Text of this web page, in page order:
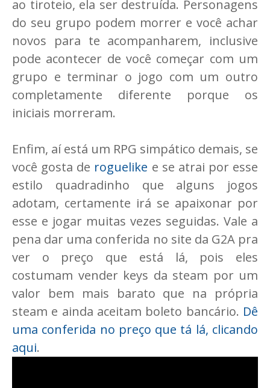
ao tiroteio, ela ser destruída. Personagens
do seu grupo podem morrer e você achar
novos para te acompanharem, inclusive
pode acontecer de você começar com um
grupo e terminar o jogo com um outro
completamente diferente porque os
iniciais morreram.
Enfim, aí está um RPG simpático demais, se
você gosta de roguelike e se atrai por esse
estilo quadradinho que alguns jogos
adotam, certamente irá se apaixonar por
esse e jogar muitas vezes seguidas. Vale a
pena dar uma conferida no site da G2A pra
ver o preço que está lá, pois eles
costumam vender keys da steam por um
valor bem mais barato que na própria
steam e ainda aceitam boleto bancário. Dê
uma conferida no preço que tá lá, clicando
aqui.